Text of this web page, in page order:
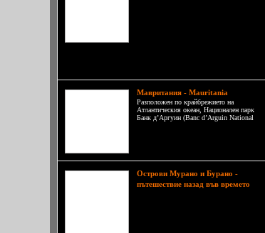
Мавритания - Mauritania
Разположен по крайбрежието на
Атлантическия океан, Национален парк
Банк д’Аргуин (Banc d’Arguin National
Oстрови Мурано и Бурано -
пътешествие назад във времето